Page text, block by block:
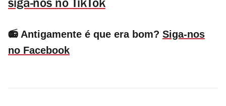
siga-nos no TikTok
📻 Antigamente é que era bom? Siga-nos
no Facebook